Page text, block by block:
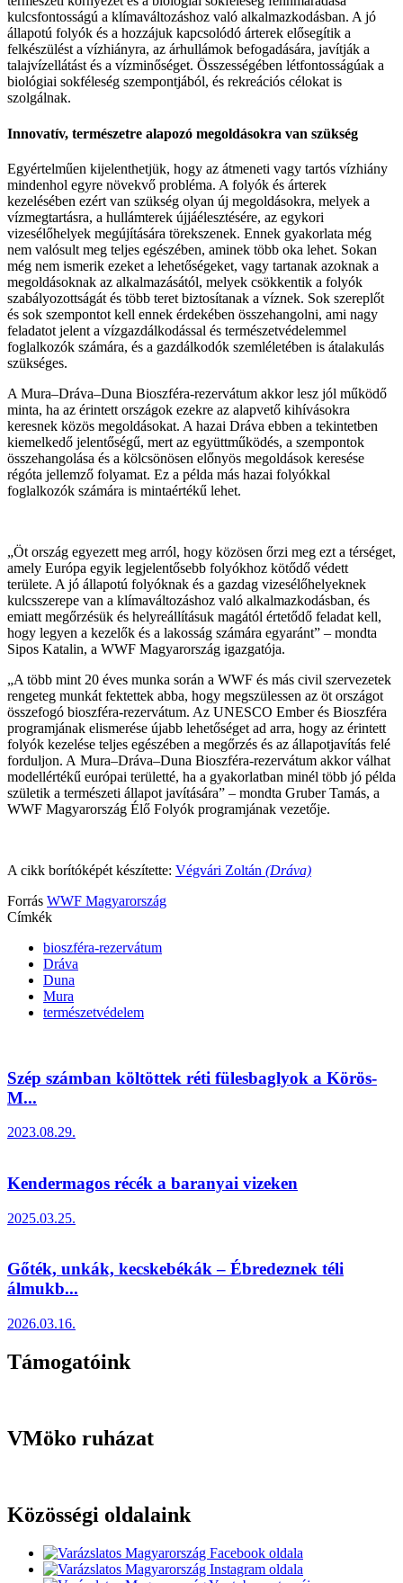
kulcsfontosságú a klímaváltozáshoz való alkalmazkodásban. A jó
állapotú folyók és a hozzájuk kapcsolódó árterek elősegítik a
felkészülést a vízhiányra, az árhullámok befogadására, javítják a
talajvízellátást és a vízminőséget. Összességében létfontosságúak a
biológiai sokféleség szempontjából, és rekreációs célokat is
szolgálnak.
Innovatív, természetre alapozó megoldásokra van szükség
Egyértelműen kijelenthetjük, hogy az átmeneti vagy tartós vízhiány
mindenhol egyre növekvő probléma. A folyók és árterek
kezelésében ezért van szükség olyan új megoldásokra, melyek a
vízmegtartásra, a hullámterek újjáélesztésére, az egykori
vizesélőhelyek megújítására törekszenek. Ennek gyakorlata még
nem valósult meg teljes egészében, aminek több oka lehet. Sokan
még nem ismerik ezeket a lehetőségeket, vagy tartanak azoknak a
megoldásoknak az alkalmazásától, melyek csökkentik a folyók
szabályozottságát és több teret biztosítanak a víznek. Sok szereplőt
és sok szempontot kell ennek érdekében összehangolni, ami nagy
feladatot jelent a vízgazdálkodással és természetvédelemmel
foglalkozók számára, és a gazdálkodók szemléletében is átalakulás
szükséges.
A Mura–Dráva–Duna Bioszféra-rezervátum akkor lesz jól működő
minta, ha az érintett országok ezekre az alapvető kihívásokra
keresnek közös megoldásokat. A hazai Dráva ebben a tekintetben
kiemelkedő jelentőségű, mert az együttműködés, a szempontok
összehangolása és a kölcsönösen előnyös megoldások keresése
régóta jellemző folyamat. Ez a példa más hazai folyókkal
foglalkozók számára is mintaértékű lehet.
„Öt ország egyezett meg arról, hogy közösen őrzi meg ezt a térséget,
amely Európa egyik legjelentősebb folyókhoz kötődő védett
területe. A jó állapotú folyóknak és a gazdag vizesélőhelyeknek
kulcsszerepe van a klímaváltozáshoz való alkalmazkodásban, és
emiatt megőrzésük és helyreállításuk magától értetődő feladat kell,
hogy legyen a kezelők és a lakosság számára egyaránt” – mondta
Sipos Katalin, a WWF Magyarország igazgatója.
„A több mint 20 éves munka során a WWF és más civil szervezetek
rengeteg munkát fektettek abba, hogy megszülessen az öt országot
összefogó bioszféra-rezervátum. Az UNESCO Ember és Bioszféra
programjának elismerése újabb lehetőséget ad arra, hogy az érintett
folyók kezelése teljes egészében a megőrzés és az állapotjavítás felé
forduljon. A Mura–Dráva–Duna Bioszféra-rezervátum akkor válhat
modellértékű európai területté, ha a gyakorlatban minél több jó példa
születik a természeti állapot javítására” – mondta Gruber Tamás, a
WWF Magyarország Élő Folyók programjának vezetője.
A cikk borítóképét készítette: Végvári Zoltán (Dráva)
Forrás WWF Magyarország
Címkék
bioszféra-rezervátum
Dráva
Duna
Mura
természetvédelem
Szép számban költöttek réti fülesbaglyok a Körös-
M...
2023.08.29.
Kendermagos récék a baranyai vizeken
2025.03.25.
Gőték, unkák, kecskebékák – Ébredeznek téli
álmukb...
2026.03.16.
Támogatóink
VMöko ruházat
Közösségi oldalaink